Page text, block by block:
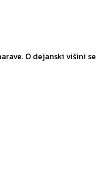
O dejanski višini se